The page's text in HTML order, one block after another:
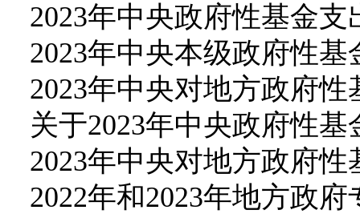
2023年中央政府性基金支
2023年中央本级政府性
2023年中央对地方政府
关于2023年中央政府性
2023年中央对地方政府
2022年和2023年地方政